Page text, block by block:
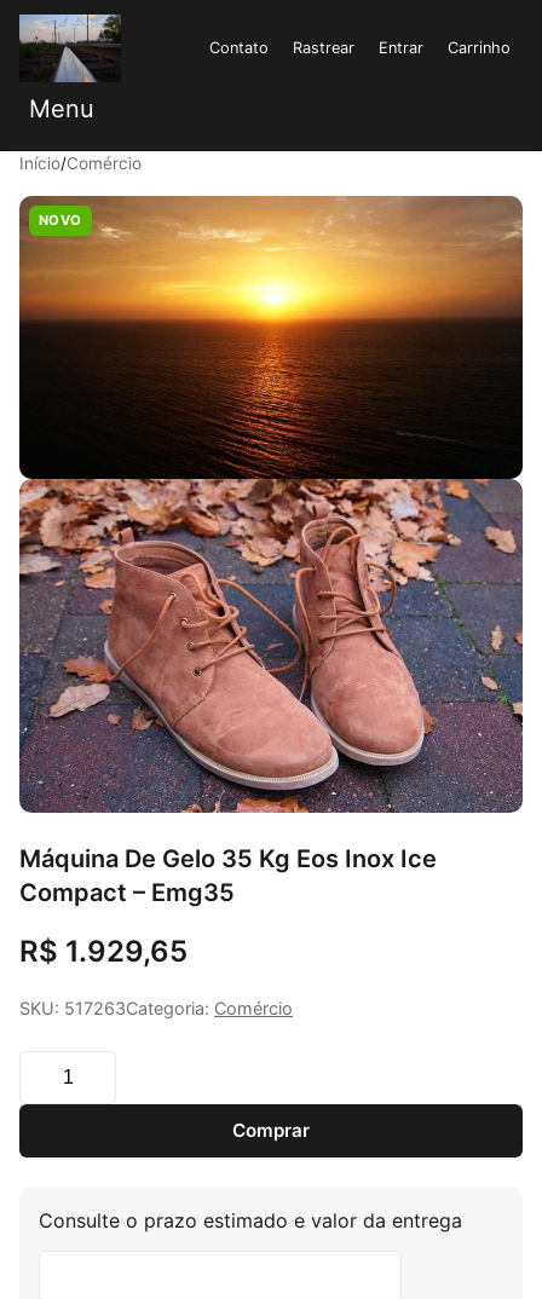
Contato Rastrear Entrar Carrinho
Menu
Início/Comércio
NOVO
Máquina De Gelo 35 Kg Eos Inox Ice
Compact – Emg35
R$ 1.929,65
SKU: 517263Categoria: Comércio
Quantidade
Comprar
Consulte o prazo estimado e valor da entrega